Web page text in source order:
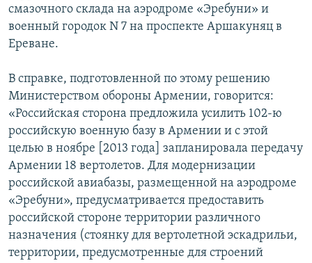
смазочного склада на аэродроме «Эребуни» и
военный городок N 7 на проспекте Аршакуняц в
Ереване.
В справке, подготовленной по этому решению
Министерством обороны Армении, говорится:
«Российская сторона предложила усилить 102-ю
российскую военную базу в Армении и с этой
целью в ноябре [2013 года] запланировала передачу
Армении 18 вертолетов. Для модернизации
российской авиабазы, размещенной на аэродроме
«Эребуни», предусматривается предоставить
российской стороне территории различного
назначения (стоянку для вертолетной эскадрильи,
территории, предусмотренные для строений